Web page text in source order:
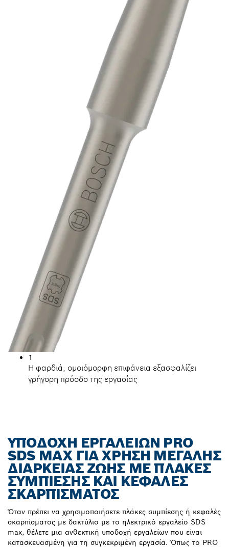
1
Η φαρδιά, ομοιόμορφη επιφάνεια εξασφαλίζει
γρήγορη πρόοδο της εργασίας
ΥΠΟΔΟΧΉ ΕΡΓΑΛΕΊΩΝ PRO
SDS MAX ΓΙΑ ΧΡΉΣΗ ΜΕΓΆΛΗΣ
ΔΙΆΡΚΕΙΑΣ ΖΩΉΣ ΜΕ ΠΛΆΚΕΣ
ΣΥΜΠΊΕΣΗΣ ΚΑΙ ΚΕΦΑΛΈΣ
ΣΚΑΡΠΊΣΜΑΤΟΣ
Όταν πρέπει να χρησιμοποιήσετε πλάκες συμπίεσης ή κεφαλές
σκαρπίσματος με δακτύλιο με το ηλεκτρικό εργαλείο SDS
max, θέλετε μια ανθεκτική υποδοχή εργαλείων που είναι
κατασκευασμένη για τη συγκεκριμένη εργασία. Όπως το PRO